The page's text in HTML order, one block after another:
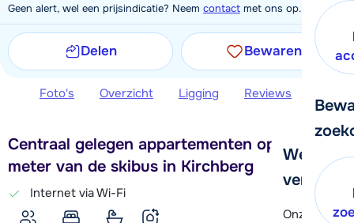
We
verder!
Onze
Geen alert, wel een prijsindicatie? Neem contact met ons op.
Delen Bewaren
Foto's Overzicht Ligging Reviews
Centraal gelegen appartementen op 50
meter van de skibus in Kirchberg
Internet via Wi-Fi